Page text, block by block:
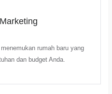
rumah baru yang
dan budget Anda.